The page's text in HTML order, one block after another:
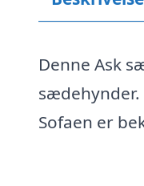
Denne Ask
sædehynder.
Sofaen er